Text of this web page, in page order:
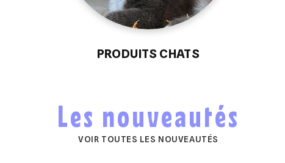
PRODUITS CHATS
Les nouveautés
VOIR TOUTES LES NOUVEAUTÉS